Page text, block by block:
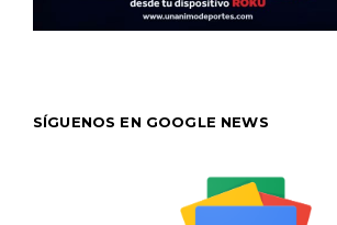
SÍGUENOS EN GOOGLE NEWS